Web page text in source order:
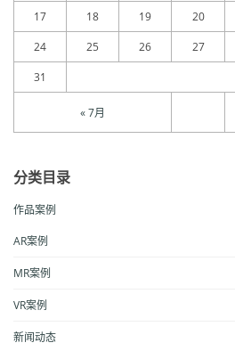
« 7月
17
18 19 20
24
25 26 27
31
分类目录
作品案例
AR案例
MR案例
VR案例
新闻动态